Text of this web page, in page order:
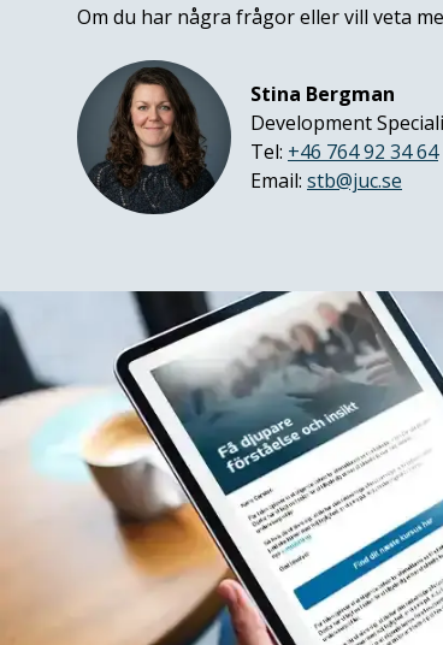
Om du har några frågor eller vill veta
Stina Bergman
Development
Tel: +46 764 92 34 64
Email: stb@juc.se